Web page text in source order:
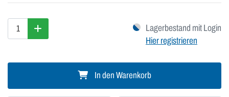
Lagerbestand mit Login
Hier registrieren
In den Warenkorb